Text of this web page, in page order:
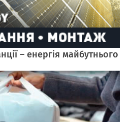
– енергія майбутнього